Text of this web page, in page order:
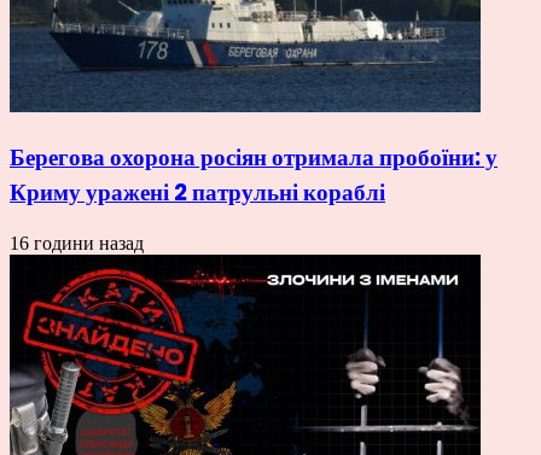
Берегова охорона росіян отримала пробоїни: у
Криму уражені 2 патрульні кораблі
16 години назад